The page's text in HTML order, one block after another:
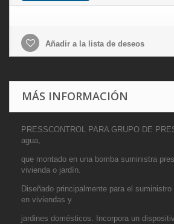
Añadir a la lista de deseos
MÁS INFORMACIÓN
PRESSCONTROL PARA GRUPO DE
agua,
que montado en una bomba suministra
vivienda o jardín.
Diseñado principalmente para el
en viviendas y
jardines domésticos. Incorpora un